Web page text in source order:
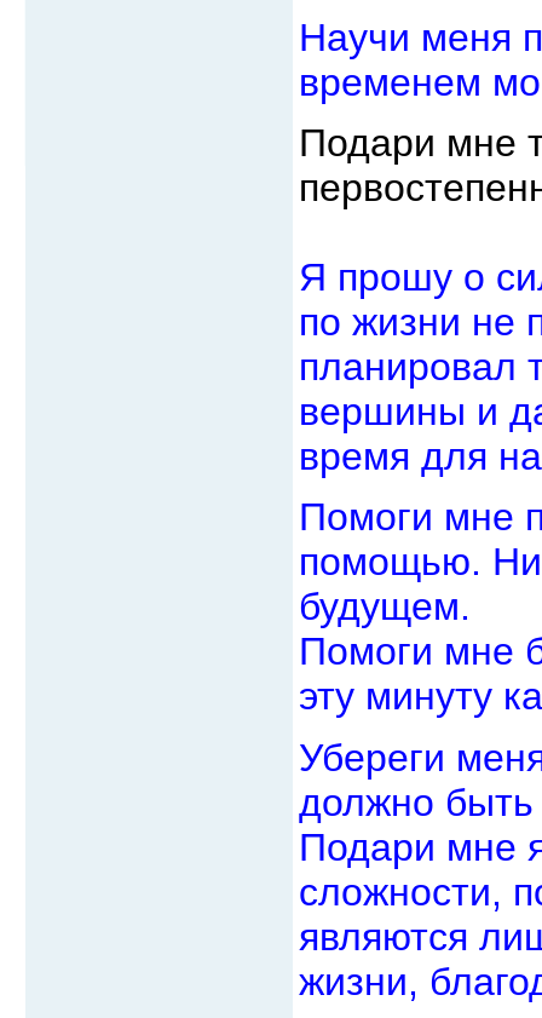
Научи меня
временем
Подари мне
Я прошу о
по жизни не
планировал
вершины и
время для
Помоги мне
помощью.
будущем.
Помоги мне
эту минуту
Убереги
должно быть
Подари мне
сложности,
являются
жизни,